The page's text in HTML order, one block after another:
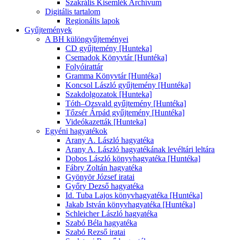
Szakrális Kisemlék Archívum
Digitális tartalom
Regionális lapok
Gyűjtemények
A BH különgyűjteményei
CD gyűjtemény [Hunteka]
Csemadok Könyvtár [Huntéka]
Folyóirattár
Gramma Könyvtár [Huntéka]
Koncsol László gyűjtemény [Huntéka]
Szakdolgozatok [Hunteka]
Tóth–Ozsvald gyűjtemény [Huntéka]
Tőzsér Árpád gyűjtemény [Huntéka]
Videókazetták [Hunteka]
Egyéni hagyatékok
Arany A. László hagyatéka
Arany A. László hagyatékának levéltári leltára
Dobos László könyvhagyatéka [Huntéka]
Fábry Zoltán hagyatéka
Gyönyör József iratai
Győry Dezső hagyatéka
Id. Tuba Lajos könyvhagyatéka [Huntéka]
Jakab István könyvhagyatéka [Huntéka]
Schleicher László hagyatéka
Szabó Béla hagyatéka
Szabó Rezső iratai
Szalatnai Rezső hagyatéka